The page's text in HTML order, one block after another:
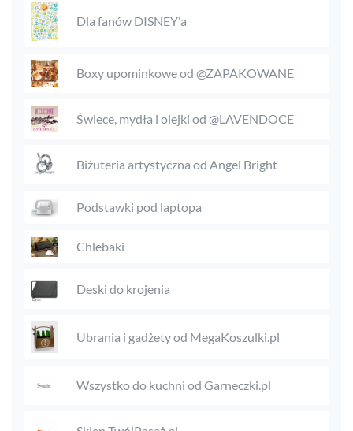
Dla fanów DISNEY'a
Boxy upominkowe od @ZAPAKOWANE
Świece, mydła i olejki od @LAVENDOCE
Biżuteria artystyczna od Angel Bright
Podstawki pod laptopa
Chlebaki
Deski do krojenia
Ubrania i gadżety od MegaKoszulki.pl
Wszystko do kuchni od Garneczki.pl